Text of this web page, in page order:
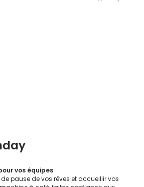
vos équipes
pause de vos rêves et accueillir vos